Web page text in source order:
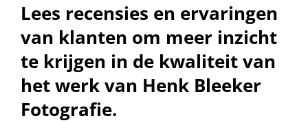
Lees recensies en ervaringen
van klanten om meer inzicht
te krijgen in de kwaliteit van
het werk van Henk Bleeker
Fotografie.